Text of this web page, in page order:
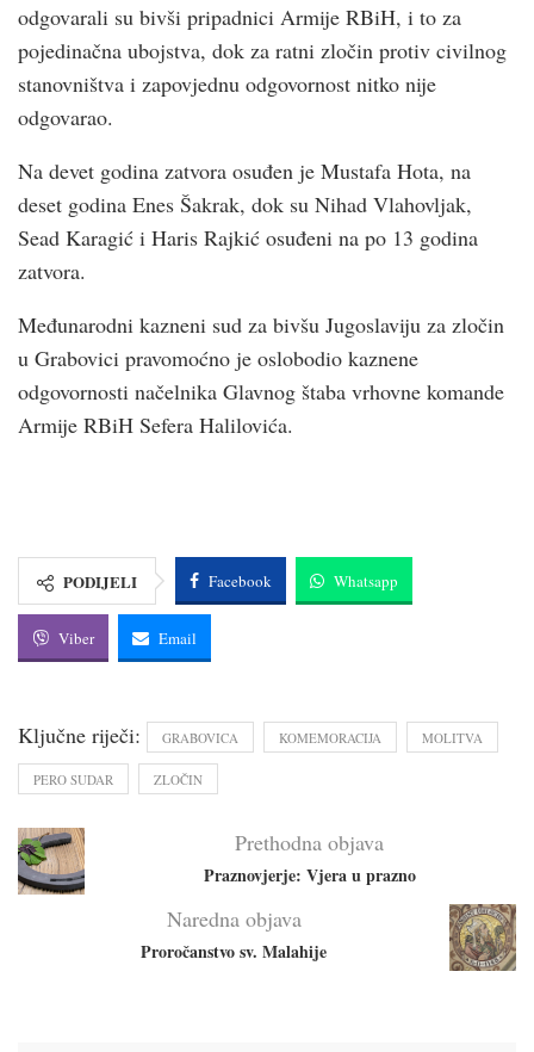
odgovarali su bivši pripadnici Armije RBiH, i to za
pojedinačna ubojstva, dok za ratni zločin protiv civilnog
stanovništva i zapovjednu odgovornost nitko nije
odgovarao.
Na devet godina zatvora osuđen je Mustafa Hota, na
deset godina Enes Šakrak, dok su Nihad Vlahovljak,
Sead Karagić i Haris Rajkić osuđeni na po 13 godina
zatvora.
Međunarodni kazneni sud za bivšu Jugoslaviju za zločin
u Grabovici pravomoćno je oslobodio kaznene
odgovornosti načelnika Glavnog štaba vrhovne komande
Armije RBiH Sefera Halilovića.
PODIJELI Facebook Whatsapp
Viber Email
Ključne riječi: GRABOVICA KOMEMORACIJA MOLITVA
PERO SUDAR ZLOČIN
Prethodna objava
Praznovjerje: Vjera u prazno
Naredna objava
Proročanstvo sv. Malahije